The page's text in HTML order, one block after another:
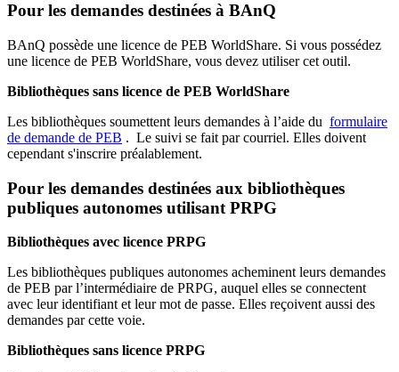
Pour les demandes destinées à BAnQ
BAnQ possède une licence de PEB WorldShare. Si vous possédez
une licence de PEB WorldShare, vous devez utiliser cet outil.
Bibliothèques sans licence de PEB WorldShare
Les bibliothèques soumettent leurs demandes à l’aide du formulaire
de demande de PEB . Le suivi se fait par courriel. Elles doivent
cependant s'inscrire préalablement.
Pour les demandes destinées aux bibliothèques
publiques autonomes utilisant PRPG
Bibliothèques avec licence PRPG
Les bibliothèques publiques autonomes acheminent leurs demandes
de PEB par l’intermédiaire de PRPG, auquel elles se connectent
avec leur identifiant et leur mot de passe. Elles reçoivent aussi des
demandes par cette voie.
Bibliothèques sans licence PRPG